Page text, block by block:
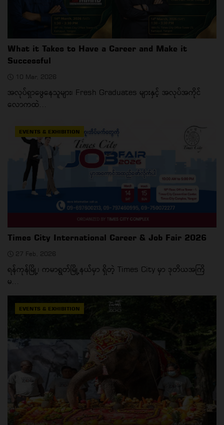
What it Takes to Have a Career and Make it
Successful
10 Mar, 2026
အလုပ်ရှာဖွေနေသူများ၊ Fresh Graduates များနှင့် အလုပ်အကိုင်
လောကထဲ...
EVENTS & EXHIBITION
Times City International Career & Job Fair 2026
27 Feb, 2026
ရန်ကုန်မြို့၊ ကမာရွတ်မြို့နယ်မှာ ရှိတဲ့ Times City မှာ ဒုတိယအကြိ
မ...
EVENTS & EXHIBITION